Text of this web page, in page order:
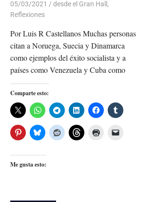
05/03/2021 De todo un Poco
desde el Gran Hall ,
Reflexiones
Por Luis R Castellanos Muchas personas
citan a Noruega, Suecia y Dinamarca
como ejemplos del éxito socialista y a
países como Venezuela y Cuba como
Comparte esto:
Me gusta esto: